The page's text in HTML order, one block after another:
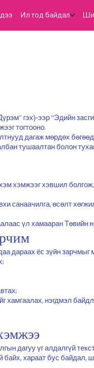
Ил тод байдал
гэх)-ээр “Эдийн
тогтооно.
дагаж мөрдөх
тушаалтан болон
хэмжээг хэвшил
санаачилга, өсөлт
үл хамааран Төвийн
дараах ёс зүйн зарчмыг
хамгаалах, нэгдмэл
дагуу үг алдалгүй
байх, хараат бус